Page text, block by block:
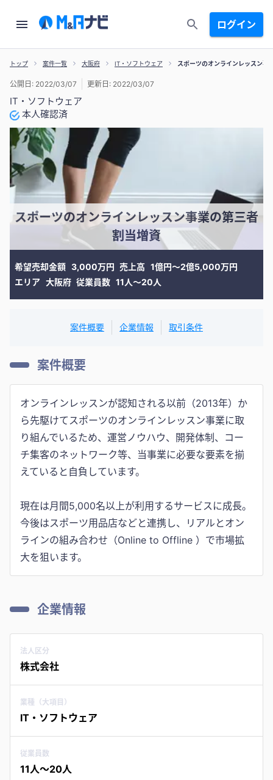
ログイン
トップ 案件一覧 大阪府 IT・ソフトウェア スポーツのオンラインレッスン事
IT・ソフトウェア
本人確認済
公開日: 2022/03/07 更新日: 2022/03/07
スポーツのオンラインレッスン事業の第三者
割当増資
希望売却金額 3,000万円 売上高 1億円〜2億5,000万円
エリア 大阪府 従業員数 11人〜20人
案件概要 企業情報 取引条件
案件概要
オンラインレッスンが認知される以前（2013年）か
ら先駆けてスポーツのオンラインレッスン事業に取
り組んでいるため、運営ノウハウ、開発体制、コー
チ集客のネットワーク等、当事業に必要な要素を揃
えていると自負しています。
現在は月間5,000名以上が利用するサービスに成長。
今後はスポーツ用品店などと連携し、リアルとオン
ラインの組み合わせ（Online to Offline ）で市場拡
大を狙います。
企業情報
法人区分
株式会社
業種（大項目）
IT・ソフトウェア
従業員数
11人〜20人